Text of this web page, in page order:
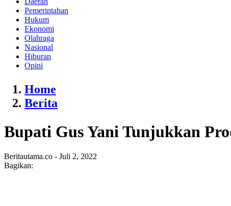
Pemerintahan
Hukum
Ekonomi
Olahraga
Nasional
Hiburan
Opini
Home
Berita
Bupati Gus Yani Tunjukkan
Beritautama.co - Juli 2, 2022
Bagikan: